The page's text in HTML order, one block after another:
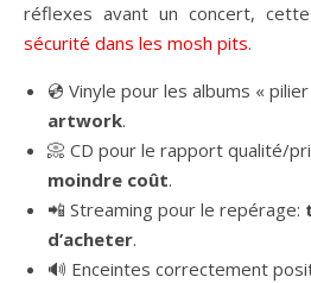
réflexes avant un concert,
sécurité dans les mosh pits.
💿 Vinyle pour les albums « pilier
artwork.
📀 CD pour le rapport qualité/
moindre coût.
📲 Streaming pour le repérage:
d’acheter.
🔊 Enceintes correctement